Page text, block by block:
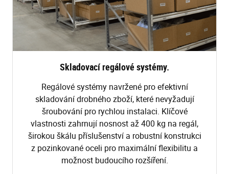
Skladovací regálové systémy.
Regálové systémy navržené pro efektivní
skladování drobného zboží, které nevyžadují
šroubování pro rychlou instalaci. Klíčové
vlastnosti zahrnují nosnost až 400 kg na regál,
širokou škálu příslušenství a robustní konstrukci
z pozinkované oceli pro maximální flexibilitu a
možnost budoucího rozšíření.